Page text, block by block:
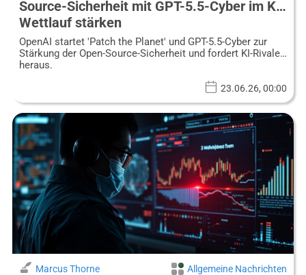
Source-Sicherheit mit GPT-5.5-Cyber im KI-
Wettlauf stärken
OpenAI startet 'Patch the Planet' und GPT-5.5-Cyber zur
Stärkung der Open-Source-Sicherheit und fordert KI-Rivalen
heraus.
23.06.26, 00:00
Marcus Thorne Allgemeine Nachrichten